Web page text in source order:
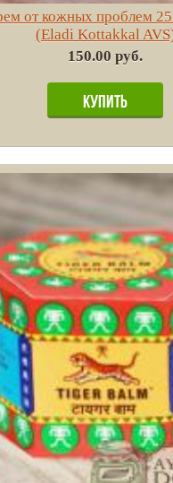
от кожных проблем 25
(Eladi Kottakkal
150.00 руб.